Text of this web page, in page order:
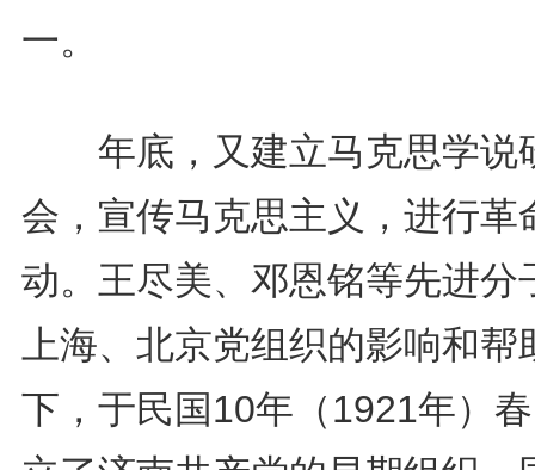
一。
年底，又建立马克思学说
会，宣传马克思主义，进行革
动。王尽美、邓恩铭等先进分
上海、北京党组织的影响和帮
下，于民国10年（1921年）